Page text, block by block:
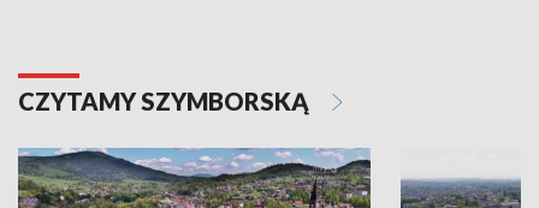
CZYTAMY SZYMBORSKĄ